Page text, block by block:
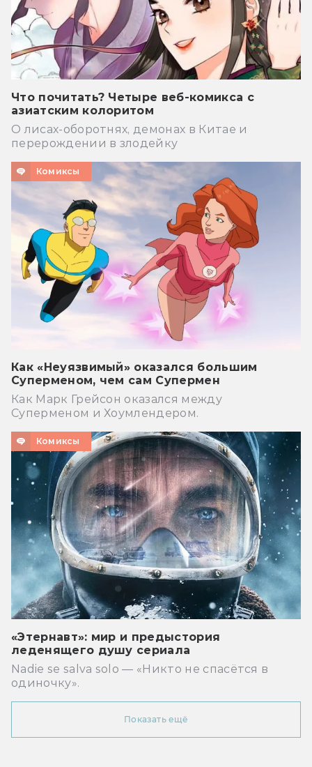
Что почитать? Четыре веб-комикса с
азиатским колоритом
О лисах-оборотнях, демонах в Китае и
перерождении в злодейку
Комиксы
Как «Неуязвимый» оказался большим
Суперменом, чем сам Супермен
Как Марк Грейсон оказался между
Суперменом и Хоумлендером.
Комиксы
«Этернавт»: мир и предыстория
леденящего душу сериала
Nadie se salva solo — «Никто не спасётся в
одиночку».
Показать ещё